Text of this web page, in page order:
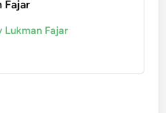
Fajar
Lukman Fajar